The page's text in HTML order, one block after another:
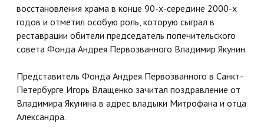
восстановления храма в конце 90-х-середине 2000-х
годов и отметил особую роль, которую сыграл в
реставрации обители председатель попечительского
совета Фонда Андрея Первозванного Владимир Якунин.
Представитель Фонда Андрея Первозванного в Санкт-
Петербурге Игорь Влащенко зачитал поздравление от
Владимира Якунина в адрес владыки Митрофана и отца
Александра.